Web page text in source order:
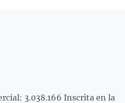
3.038.166 Inscrita en la